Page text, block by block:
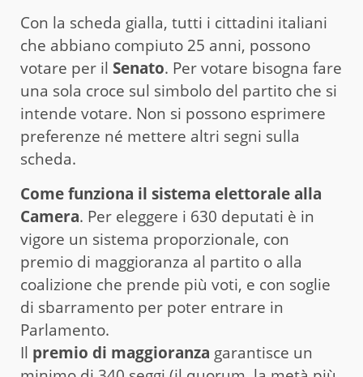
Con la scheda gialla, tutti i cittadini italiani
che abbiano compiuto 25 anni, possono
votare per il Senato. Per votare bisogna fare
una sola croce sul simbolo del partito che si
intende votare. Non si possono esprimere
preferenze né mettere altri segni sulla
scheda.
Come funziona il sistema elettorale alla
Camera. Per eleggere i 630 deputati è in
vigore un sistema proporzionale, con
premio di maggioranza al partito o alla
coalizione che prende più voti, e con soglie
di sbarramento per poter entrare in
Parlamento.
Il premio di maggioranza garantisce un